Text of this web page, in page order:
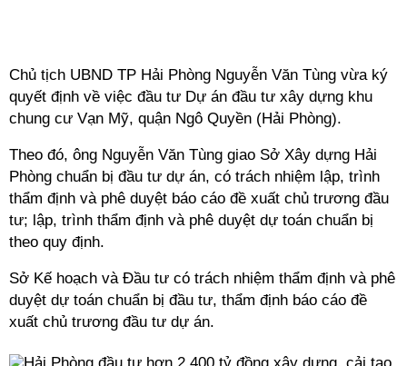
Chủ tịch UBND TP Hải Phòng Nguyễn Văn Tùng vừa ký
quyết định về việc đầu tư Dự án đầu tư xây dựng khu
chung cư Vạn Mỹ, quận Ngô Quyền (Hải Phòng).
Theo đó, ông Nguyễn Văn Tùng giao Sở Xây dựng Hải
Phòng chuẩn bị đầu tư dự án, có trách nhiệm lập, trình
thẩm định và phê duyệt báo cáo đề xuất chủ trương đầu
tư; lập, trình thẩm định và phê duyệt dự toán chuẩn bị
theo quy định.
Sở Kế hoạch và Đầu tư có trách nhiệm thẩm định và phê
duyệt dự toán chuẩn bị đầu tư, thẩm định báo cáo đề
xuất chủ trương đầu tư dự án.